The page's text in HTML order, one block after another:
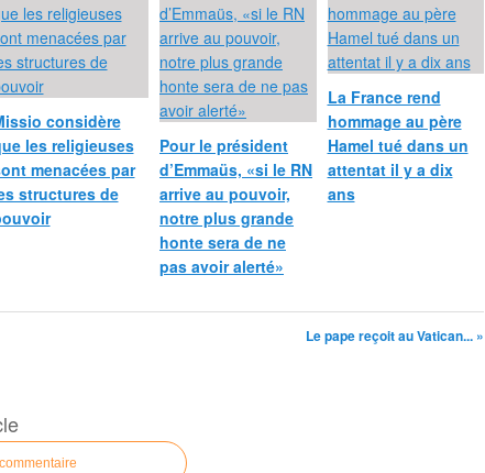
considère
les religieuses
menacées par
structures de
Pour le président
d’Emmaüs, «si le RN
arrive au pouvoir,
notre plus grande
honte sera de ne
pas avoir alerté»
La France rend
hommage au père
Hamel tué dans un
attentat il y a dix
ans
Le pape reçoit au Vatican... »